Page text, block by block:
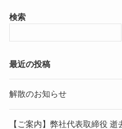
検索
最近の投稿
解散のお知らせ
【ご案内】弊社代表取締役 逝